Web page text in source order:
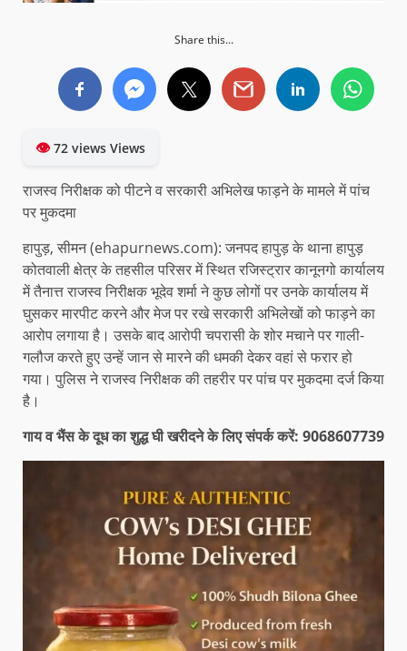
Share this...
👁72 views Views
राजस्व निरीक्षक को पीटने व सरकारी अभिलेख फाड़ने के मामले में पांच
पर मुकदमा
हापुड़, सीमन (ehapurnews.com): जनपद हापुड़ के थाना हापुड़
कोतवाली क्षेत्र के तहसील परिसर में स्थित रजिस्ट्रार कानूनगो कार्यालय
में तैनात्त राजस्व निरीक्षक भूदेव शर्मा ने कुछ लोगों पर उनके कार्यालय में
घुसकर मारपीट करने और मेज पर रखे सरकारी अभिलेखों को फाड़ने का
आरोप लगाया है। उसके बाद आरोपी चपरासी के शोर मचाने पर गाली-
गलौज करते हुए उन्हें जान से मारने की धमकी देकर वहां से फरार हो
गया। पुलिस ने राजस्व निरीक्षक की तहरीर पर पांच पर मुकदमा दर्ज किया
है।
गाय व भैंस के दूध का शुद्ध घी खरीदने के लिए संपर्क करें: 9068607739